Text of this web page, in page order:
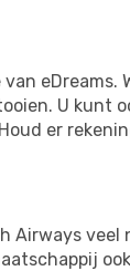
U kunt
er
veel